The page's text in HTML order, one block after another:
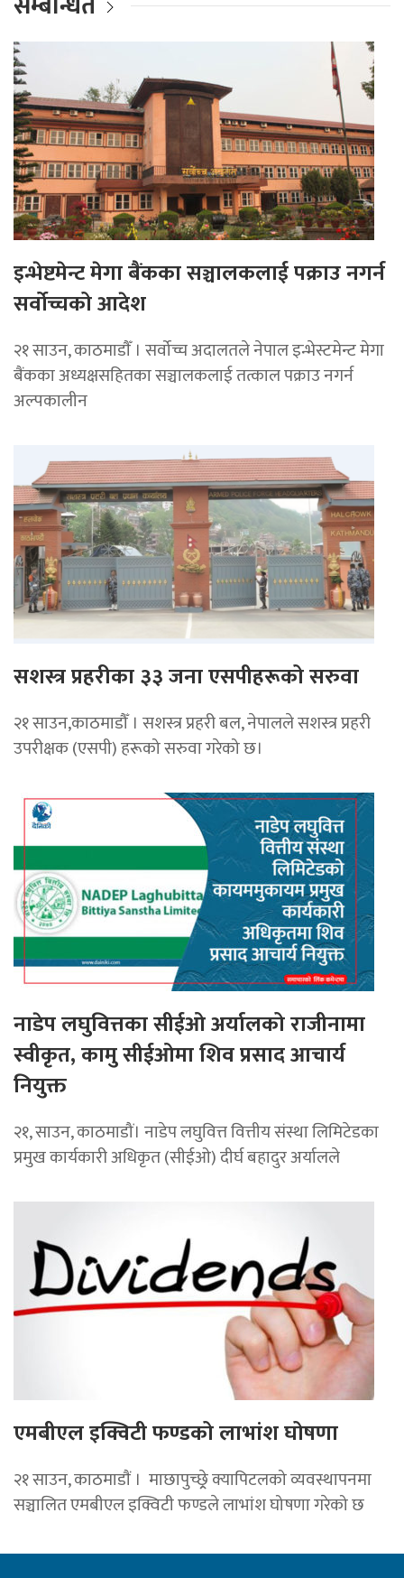
इन्भेष्टमेन्ट मेगा बैंकका सञ्चालकलाई पक्राउ नगर्न
सर्वोच्चको आदेश
२१ साउन, काठमाडाैँ । सर्वोच्च अदालतले नेपाल इन्भेस्टमेन्ट मेगा
बैंकका अध्यक्षसहितका सञ्चालकलाई तत्काल पक्राउ नगर्न
अल्पकालीन
सशस्त्र प्रहरीका ३३ जना एसपीहरूको सरुवा
२१ साउन,काठमाडौँ । सशस्त्र प्रहरी बल, नेपालले सशस्त्र प्रहरी
उपरीक्षक (एसपी) हरूको सरुवा गरेको छ।
नाडेप लघुवित्तका सीईओ अर्यालको राजीनामा
स्वीकृत, कामु सीईओमा शिव प्रसाद आचार्य
नियुक्त
२१, साउन, काठमाडौं। नाडेप लघुवित्त वित्तीय संस्था लिमिटेडका
प्रमुख कार्यकारी अधिकृत (सीईओ) दीर्घ बहादुर अर्यालले
एमबीएल इक्विटी फण्डको लाभांश घोषणा
२१ साउन, काठमाडाैं । माछापुच्छ्र्रे क्यापिटलको व्यवस्थापनमा
सञ्चालित एमबीएल इक्विटी फण्डले लाभांश घोषणा गरेको छ